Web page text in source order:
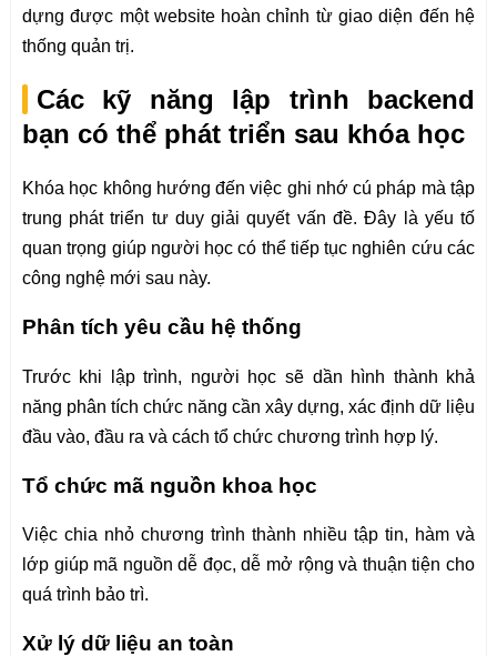
dựng được một website hoàn chỉnh từ giao diện đến hệ
thống quản trị.
Các kỹ năng lập trình backend
bạn có thể phát triển sau khóa học
Khóa học không hướng đến việc ghi nhớ cú pháp mà tập
trung phát triển tư duy giải quyết vấn đề. Đây là yếu tố
quan trọng giúp người học có thể tiếp tục nghiên cứu các
công nghệ mới sau này.
Phân tích yêu cầu hệ thống
Trước khi lập trình, người học sẽ dần hình thành khả
năng phân tích chức năng cần xây dựng, xác định dữ liệu
đầu vào, đầu ra và cách tổ chức chương trình hợp lý.
Tổ chức mã nguồn khoa học
Việc chia nhỏ chương trình thành nhiều tập tin, hàm và
lớp giúp mã nguồn dễ đọc, dễ mở rộng và thuận tiện cho
quá trình bảo trì.
Xử lý dữ liệu an toàn